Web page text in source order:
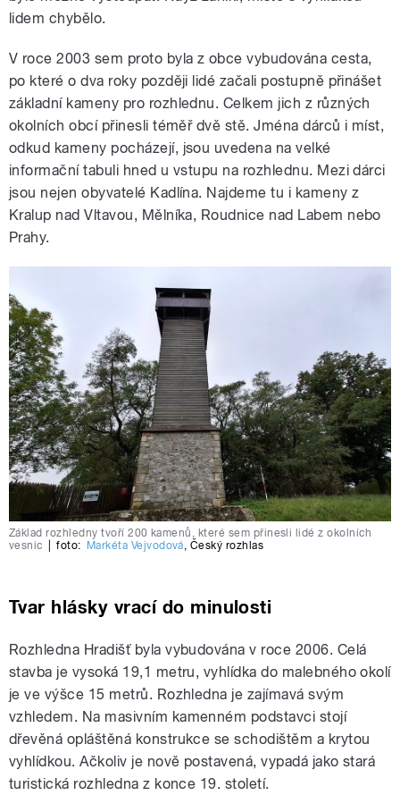
lidem chybělo.
V roce 2003 sem proto byla z obce vybudována cesta,
po které o dva roky později lidé začali postupně přinášet
základní kameny pro rozhlednu. Celkem jich z různých
okolních obcí přinesli téměř dvě stě. Jména dárců i míst,
odkud kameny pocházejí, jsou uvedena na velké
informační tabuli hned u vstupu na rozhlednu. Mezi dárci
jsou nejen obyvatelé Kadlína. Najdeme tu i kameny z
Kralup nad Vltavou, Mělníka, Roudnice nad Labem nebo
Prahy.
Základ rozhledny tvoří 200 kamenů, které sem přinesli lidé z okolních
vesnic
foto: Markéta Vejvodová, Český rozhlas
Tvar hlásky vrací do minulosti
Rozhledna Hradišť byla vybudována v roce 2006. Celá
stavba je vysoká 19,1 metru, vyhlídka do malebného okolí
je ve výšce 15 metrů. Rozhledna je zajímavá svým
vzhledem. Na masivním kamenném podstavci stojí
dřevěná opláštěná konstrukce se schodištěm a krytou
vyhlídkou. Ačkoliv je nově postavená, vypadá jako stará
turistická rozhledna z konce 19. století.